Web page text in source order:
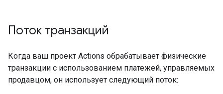
Поток транзакций
Когда ваш проект Actions обрабатывает физические
транзакции с использованием платежей, управляемых
продавцом, он использует следующий поток: